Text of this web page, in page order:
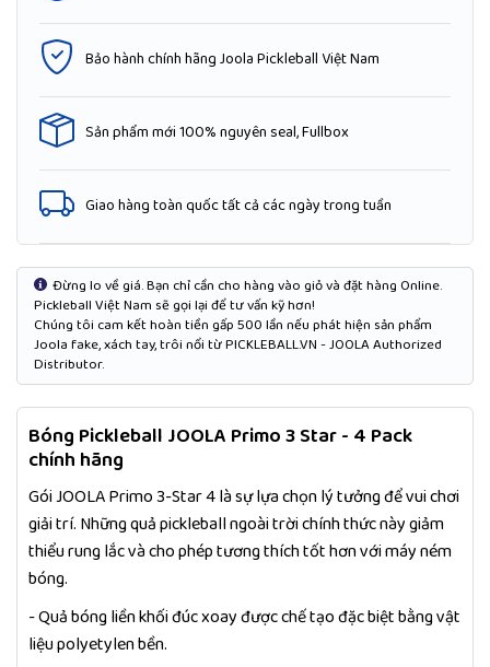
Bảo hành chính hãng Joola Pickleball Việt Nam
Sản phẩm mới 100% nguyên seal, Fullbox
Giao hàng toàn quốc tất cả các ngày trong tuần
Đừng lo về giá. Bạn chỉ cần cho hàng vào giỏ và đặt hàng Online.
Pickleball Việt Nam sẽ gọi lại để tư vấn kỹ hơn!
Chúng tôi cam kết hoàn tiền gấp 500 lần nếu phát hiện sản phẩm
Joola fake, xách tay, trôi nổi từ PICKLEBALL.VN - JOOLA Authorized
Distributor.
Bóng Pickleball JOOLA Primo 3 Star - 4 Pack
chính hãng
Gói JOOLA Primo 3-Star 4 là sự lựa chọn lý tưởng để vui chơi
giải trí. Những quả pickleball ngoài trời chính thức này giảm
thiểu rung lắc và cho phép tương thích tốt hơn với máy ném
bóng.
- Quả bóng liền khối đúc xoay được chế tạo đặc biệt bằng vật
liệu polyetylen bền.